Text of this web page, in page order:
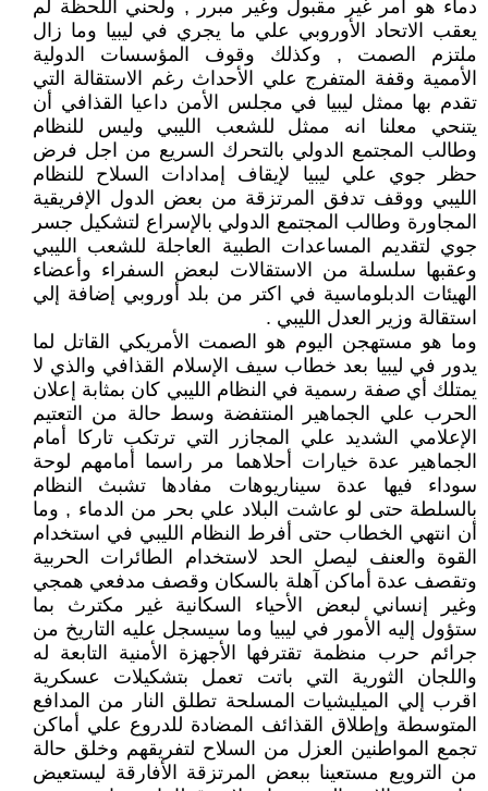
دماء هو أمر غير مقبول وغير مبرر , ولحني اللحظة لم
يعقب الاتحاد الأوروبي علي ما يجري في ليبيا وما زال
ملتزم الصمت , وكذلك وقوف المؤسسات الدولية
الأممية وقفة المتفرج علي الأحداث رغم الاستقالة التي
تقدم بها ممثل ليبيا في مجلس الأمن داعيا القذافي أن
يتنحي معلنا انه ممثل للشعب الليبي وليس للنظام
وطالب المجتمع الدولي بالتحرك السريع من اجل فرض
حظر جوي علي ليبيا لإيقاف إمدادات السلاح للنظام
الليبي ووقف تدفق المرتزقة من بعض الدول الإفريقية
المجاورة وطالب المجتمع الدولي بالإسراع لتشكيل جسر
جوي لتقديم المساعدات الطبية العاجلة للشعب الليبي
وعقبها سلسلة من الاستقالات لبعض السفراء وأعضاء
الهيئات الدبلوماسية في اكتر من بلد أوروبي إضافة إلي
استقالة وزير العدل الليبي .
وما هو مستهجن اليوم هو الصمت الأمريكي القاتل لما
يدور في ليبيا بعد خطاب سيف الإسلام القذافي والذي لا
يمتلك أي صفة رسمية في النظام الليبي كان بمثابة إعلان
الحرب علي الجماهير المنتفضة وسط حالة من التعتيم
الإعلامي الشديد علي المجازر التي ترتكب تاركا أمام
الجماهير عدة خيارات أحلاهما مر راسما أمامهم لوحة
سوداء فيها عدة سيناريوهات مفادها تشبث النظام
بالسلطة حتى لو عاشت البلاد علي بحر من الدماء , وما
أن انتهي الخطاب حتى أفرط النظام الليبي في استخدام
القوة والعنف ليصل الحد لاستخدام الطائرات الحربية
وتقصف عدة أماكن آهلة بالسكان وقصف مدفعي همجي
وغير إنساني لبعض الأحياء السكانية غير مكترث بما
ستؤول إليه الأمور في ليبيا وما سيسجل عليه التاريخ من
جرائم حرب منظمة تقترفها الأجهزة الأمنية التابعة له
واللجان الثورية التي باتت تعمل بتشكيلات عسكرية
اقرب إلي الميليشيات المسلحة تطلق النار من المدافع
المتوسطة وإطلاق القذائف المضادة للدروع علي أماكن
تجمع المواطنين العزل من السلاح لتفريقهم وخلق حالة
من الترويع مستعينا ببعض المرتزقة الأفارقة ليستعيض